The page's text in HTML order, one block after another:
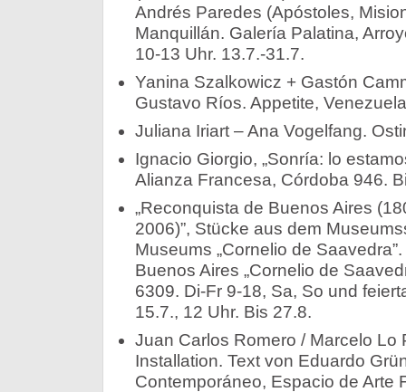
Andrés Paredes (Apóstoles,
Manquillán. Galería Palatina,
10-13 Uhr. 13.7.-31.7.
Yanina Szalkowicz + Gastón
Gustavo Ríos. Appetite,
Juliana Iriart – Ana Vogelfang.
Ignacio Giorgio, „Sonría: lo
Alianza Francesa, Córdoba 946.
„Reconquista de Buenos Aires
2006)”, Stücke aus dem
Museums „Cornelio de
Buenos Aires „Cornelio de
6309. Di-Fr 9-18, Sa, So und
15.7., 12 Uhr. Bis 27.8.
Juan Carlos Romero / Marcelo Lo
Installation. Text von Eduardo
Contemporáneo, Espacio de Arte